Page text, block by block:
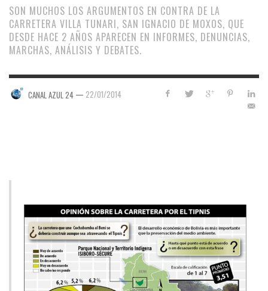
SON MUCHOS LOS ARGUMENTOS EN CONTRA DE LA
CARRETERA VILLA TUNARI, SAN IGNACIO DE MOXOS, QUE
DESDE HACE 2 AÑOS APARECEN EN INFORMES, DENUNCIAS,
MARCHAS, ANÁLISIS Y DEBATES.
CANAL AZUL 24 — 22/01/2014